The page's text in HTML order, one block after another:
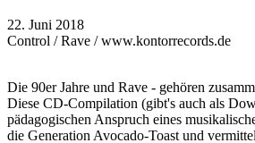
22. Juni 2018
Control / Rave / www.kontorrecords.de
Die 90er Jahre und Rave - gehören
Diese CD-Compilation (gibt's auch als
pädagogischen Anspruch eines
die Generation Avocado-Toast und